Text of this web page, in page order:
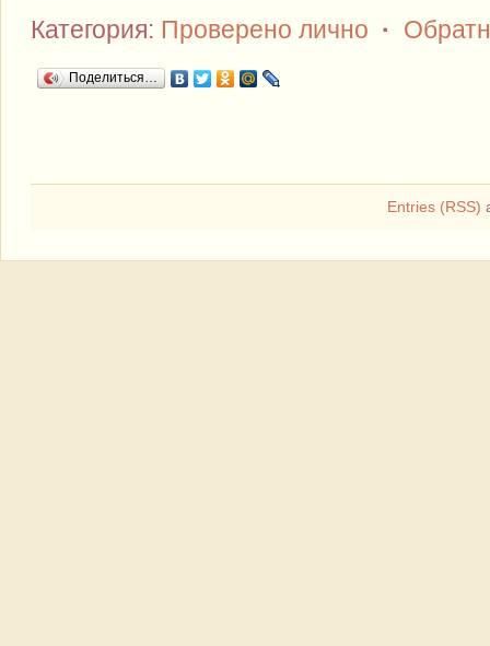
Категория: Проверено лично ·
Поделиться…
Entries (RSS)